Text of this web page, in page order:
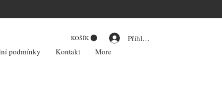
KOŠÍK Přihlásit se
podmínky Kontakt More